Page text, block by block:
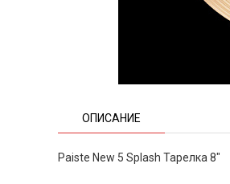
ОПИСАНИЕ
Paiste New 5 Splash Тарелка 8"